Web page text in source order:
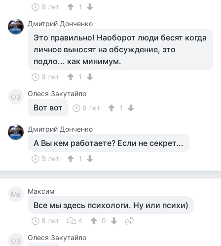
9 лет
1
Дмитрий Донченко
Это правильно! Наоборот люди бесят когда
личное выносят на обсуждение, это
подло... как минимум.
9 лет 1
ОЗ Олеся Закутайло
Вот вот 9 лет 1
Дмитрий Донченко
А Вы кем работаете? Если не секрет...
9 лет 1
Ма Максим
Все мы здесь психологи. Ну или психи)
8 лет 4 0
ОЗ Олеся Закутайло